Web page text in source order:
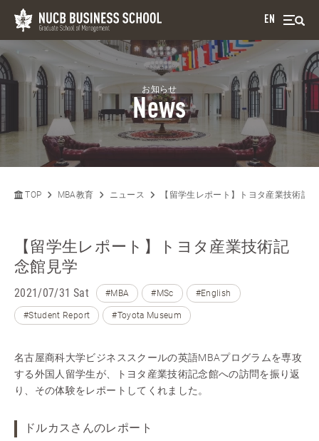
EN
お知らせ
News
TOP MBA教育 ニュース 【留学生レポート】トヨタ産業技術記
【留学生レポート】トヨタ産業技術記
念館見学
2021/07/31 Sat #MBA #MSc #English
#Student Report #Toyota Museum
名古屋商科大学ビジネススクールの英語MBAプログラムを専攻
する外国人留学生が、トヨタ産業技術記念館への訪問を振り返
り、その体験をレポートしてくれました。
ドルカスさんのレポート